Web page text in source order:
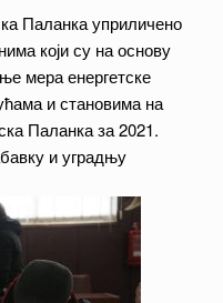
Паланка уприличено
који су на основу
мера енергетске
и становима на
Паланка за 2021.
и уградњу